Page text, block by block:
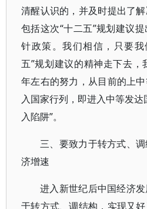
清醒认识的，并及时提出了
包括这次“十二五”规划建议
针政策。我们相信，只要
五”规划建议的精神走下去
年左右的努力，从目前的上
入国家行列，即进入中等发
入陷阱”。
三、要致力于转方式、
济增速
进入新世纪后中国经济
于转方式、调结构，实现又